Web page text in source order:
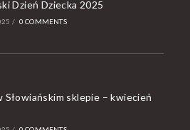
Dzień Dziecka 2025
/ 0 COMMENTS
Słowiańskim sklepie – kwiecień